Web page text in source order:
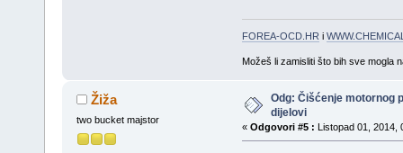
FOREA-OCD.HR i
Možeš li zamisliti što bih sve mogla
Žiža
two bucket majstor
Odg: Čišćenje motornog
dijelovi
« Odgovori #5 : Listopad 01, 2014,